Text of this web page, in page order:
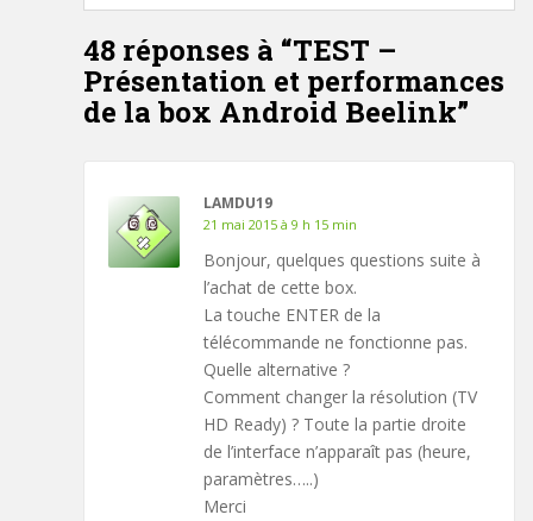
48 réponses à “TEST –
Présentation et performances
de la box Android Beelink”
LAMDU19
21 mai 2015 à 9 h 15 min
Bonjour, quelques questions suite à
l’achat de cette box.
La touche ENTER de la
télécommande ne fonctionne pas.
Quelle alternative ?
Comment changer la résolution (TV
HD Ready) ? Toute la partie droite
de l’interface n’apparaît pas (heure,
paramètres…..)
Merci